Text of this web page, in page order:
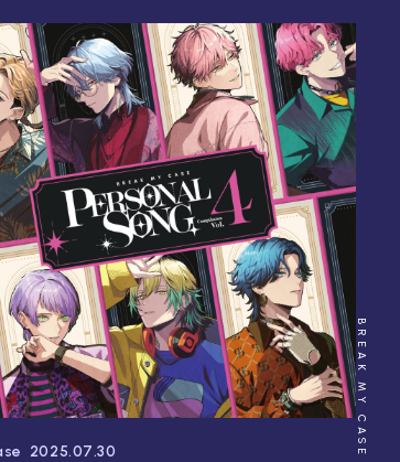
BREAK MY CASE
2025.07.30